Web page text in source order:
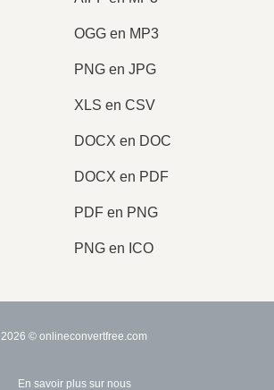
OGG en MP3
PNG en JPG
XLS en CSV
DOCX en DOC
DOCX en PDF
PDF en PNG
PNG en ICO
2026 © onlineconvertfree.com
En savoir plus sur nous